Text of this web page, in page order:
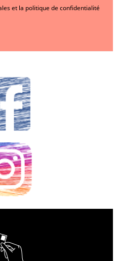
et la politique de confidentialité